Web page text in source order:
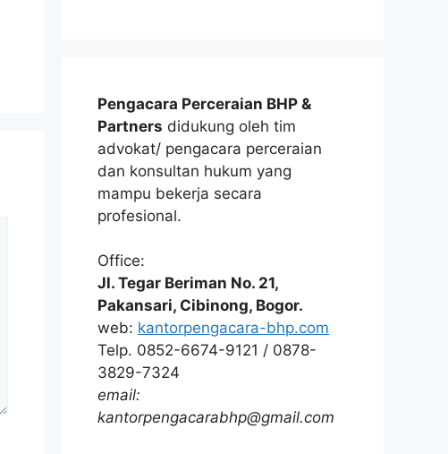
Pengacara Perceraian BHP &
Partners didukung oleh tim
advokat/ pengacara perceraian
dan konsultan hukum yang
mampu bekerja secara
profesional.
Office:
Jl. Tegar Beriman No. 21,
Pakansari, Cibinong, Bogor.
web: kantorpengacara-bhp.com
Telp. 0852-6674-9121 / 0878-
3829-7324
email:
kantorpengacarabhp@gmail.com